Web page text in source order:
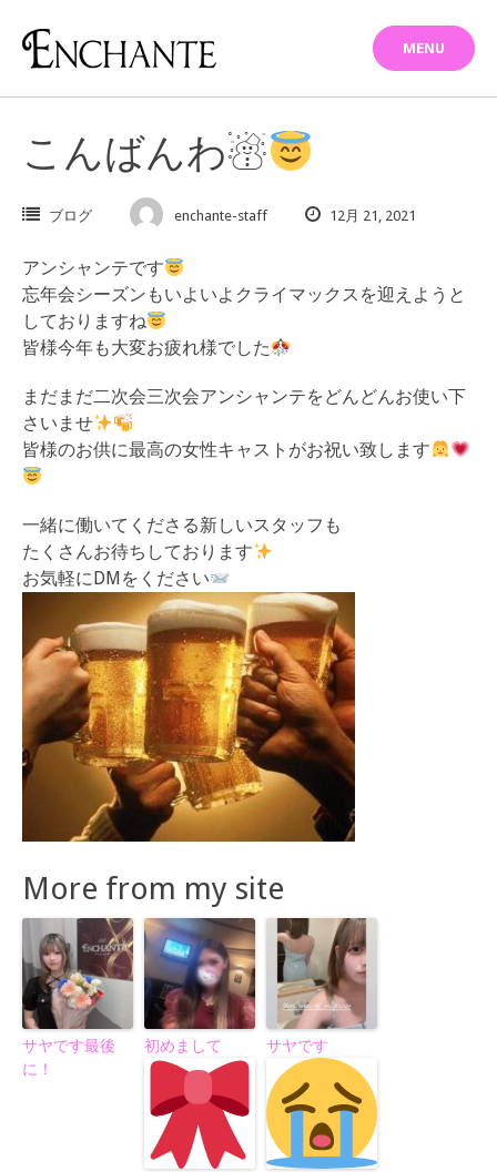
content
MENU
こんばんわ☃︎
ブログ enchante-staff 12月 21, 2021
アンシャンテです
忘年会シーズンもいよいよクライマックスを迎えようと
しておりますね
皆様今年も大変お疲れ様でした
まだまだ二次会三次会アンシャンテをどんどんお使い下
さいませ
皆様のお供に最高の女性キャストがお祝い致します
一緒に働いてくださる新しいスタッフも
たくさんお待ちしております
お気軽にDMをください
More from my site
サヤです最後
に！
初めまして サヤです